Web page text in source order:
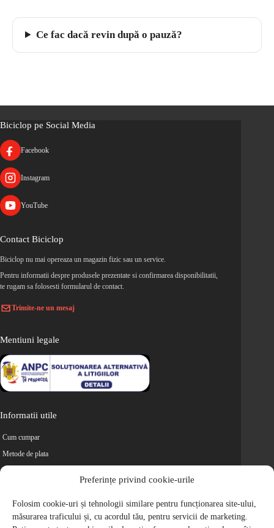
Preferințe privind cookie-urile
Folosim cookie-uri și tehnologii similare pentru funcționarea site-ului,
măsurarea traficului și, cu acordul tău, pentru servicii de marketing.
Ce fac dacă revin după o pauză?
Biciclop pe Social Media
Facebook
Instagram
YouTube
Contact Biciclop
Biciclop nu mai opereaza un magazin fizic sau un service.
Pentru informatii despre produsele prezentate si confirmarea disponibilitatii,
te rugam sa folosesti formularul de contact.
Trimite-ne un mesaj
Mentiuni legale
Informatii utile
Cum cumpar
Metode de plata
Retur
Cariere